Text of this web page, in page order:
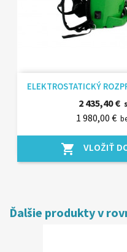
ELEKTROSTATICKÝ
2 435,40 €
1 980,00 €
shopping_cart VLOŽIŤ
Ďalšie produkty v